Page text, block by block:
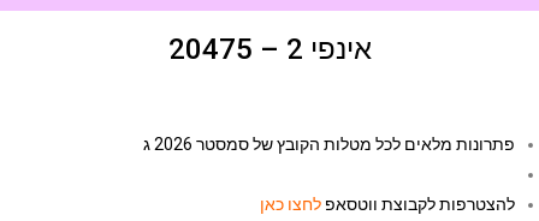
אינפי 2 – 20475
פתרונות מלאים לכל מטלות הקובץ של סמסטר 2026 ג
להצטרפות לקבוצת ווטסאפ לחצו כאן